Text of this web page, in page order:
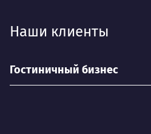
Наши клиенты
Гостиничный бизнес